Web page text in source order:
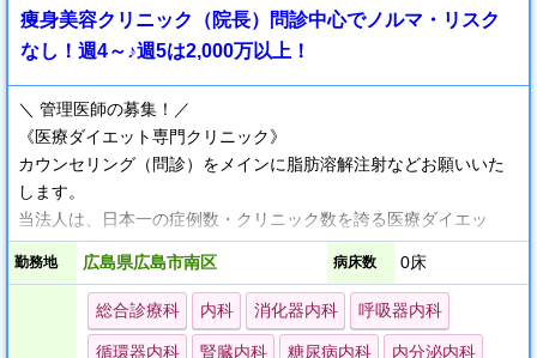
痩身美容クリニック（院長）問診中心でノルマ・リスク
なし！週4～♪週5は2,000万以上！
＼ 管理医師の募集！／
《医療ダイエット専門クリニック》
カウンセリング（問診）をメインに脂肪溶解注射などお願いいた
します。
当法人は、日本一の症例数・クリニック数を誇る医療ダイエッ
ト・痩身専門クリニックです。
★ 広島院、新規オープン！
★ 科目・経験不問、未経験歓迎♪
勤務地 広島県広島市南区 病床数 0床
総合診療科 内科 消化器内科 呼吸器内科
循環器内科 腎臓内科 糖尿病内科 内分泌内科